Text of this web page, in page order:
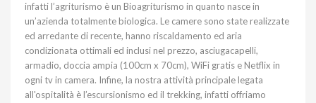
infatti l’agriturismo è un Bioagriturismo in quanto nasce in
un’azienda totalmente biologica. Le camere sono state realizzate
ed arredante di recente, hanno riscaldamento ed aria
condizionata ottimali ed inclusi nel prezzo, asciugacapelli,
armadio, doccia ampia (100cm x 70cm), WiFi gratis e Netflix in
ogni tv in camera. Infine, la nostra attività principale legata
all'ospitalità è l’escursionismo ed il trekking, infatti offriamo